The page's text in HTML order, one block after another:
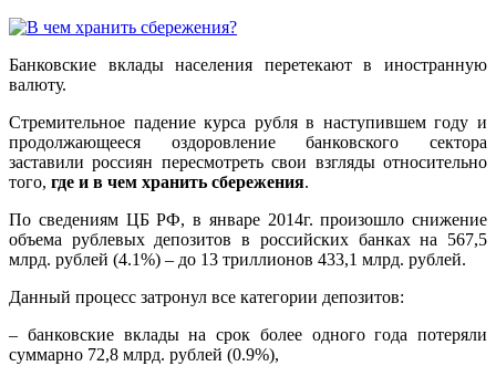
Банковские вклады населения перетекают в иностранную
валюту.
Стремительное падение курса рубля в наступившем году и
продолжающееся оздоровление банковского сектора
заставили россиян пересмотреть свои взгляды относительно
того, где и в чем хранить сбережения.
По сведениям ЦБ РФ, в январе 2014г. произошло снижение
объема рублевых депозитов в российских банках на 567,5
млрд. рублей (4.1%) – до 13 триллионов 433,1 млрд. рублей.
Данный процесс затронул все категории депозитов:
– банковские вклады на срок более одного года потеряли
суммарно 72,8 млрд. рублей (0.9%),